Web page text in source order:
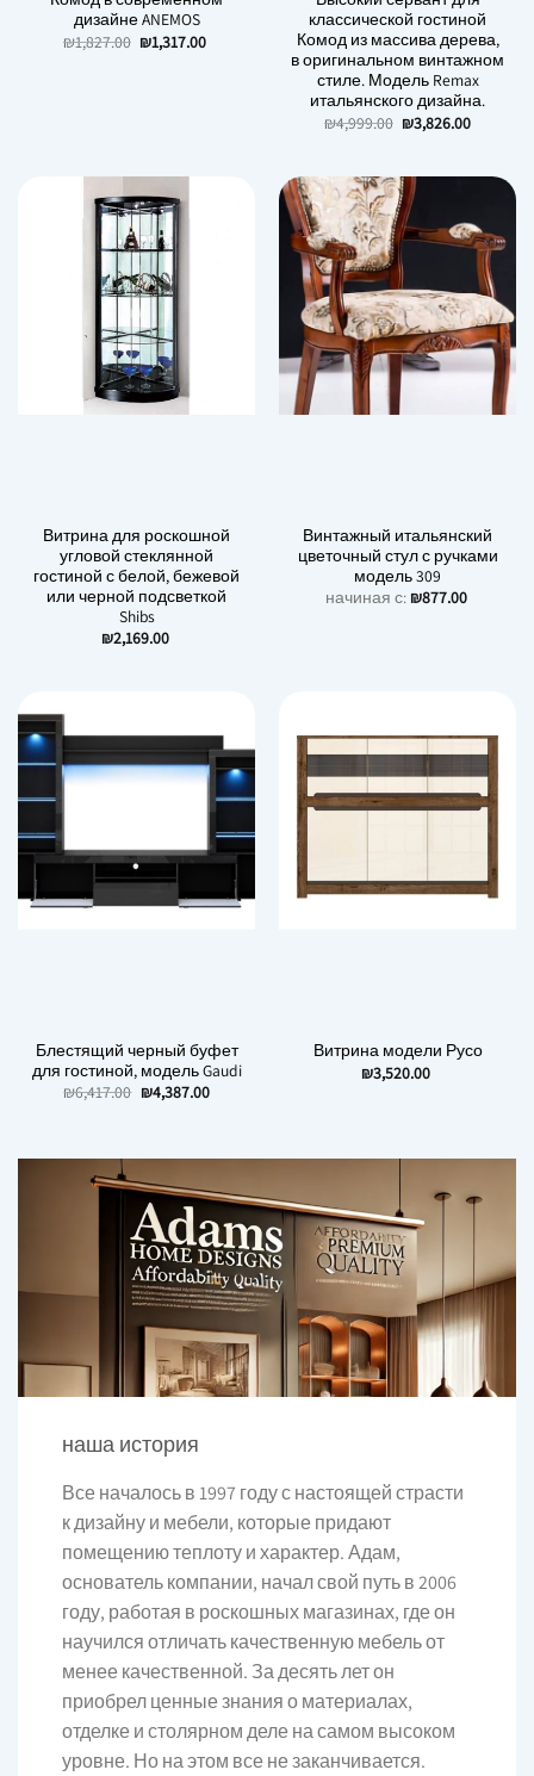
дизайне ANEMOS
₪1,827.00 Первоначальная
цена
₪1,317.00Текущая
классической гостиной
Комод из массива дерева,
в оригинальном винтажном
стиле. Модель Remax
итальянского дизайна.
₪4,999.00 Первоначальная
цена
₪3,826.00
Витрина для роскошной
угловой стеклянной
гостиной с белой, бежевой
или черной подсветкой
Shibs
₪2,169.00
Винтажный итальянский
цветочный стул с ручками
модель 309
начиная с: ₪877.00
Блестящий черный буфет
для гостиной, модель Gaudi
₪6,417.00 Первоначальная
цена
₪4,387.00Текущая
Витрина модели Русо
₪3,520.00
наша история
Все началось в 1997 году с настоящей страсти
к дизайну и мебели, которые придают
помещению теплоту и характер. Адам,
основатель компании, начал свой путь в 2006
году, работая в роскошных магазинах, где он
научился отличать качественную мебель от
менее качественной. За десять лет он
приобрел ценные знания о материалах,
отделке и столярном деле на самом высоком
уровне. Но на этом все не заканчивается.